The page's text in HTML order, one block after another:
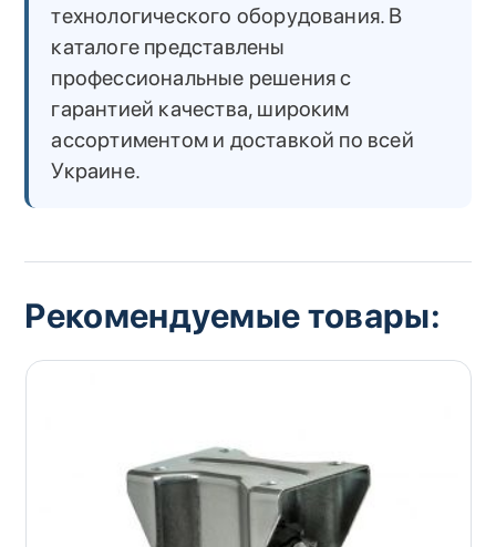
технологического оборудования. В
каталоге представлены
профессиональные решения с
гарантией качества, широким
ассортиментом и доставкой по всей
Украине.
Рекомендуемые товары: